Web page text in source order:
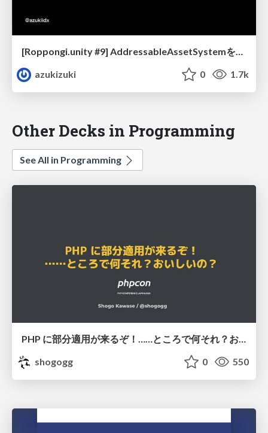
[Roppongi.unity #9] AddressableAssetSystemをプロダクトで使ってみた
azukizuki
0 1.7k
Other Decks in Programming
See All in Programming
shogogg
0 550